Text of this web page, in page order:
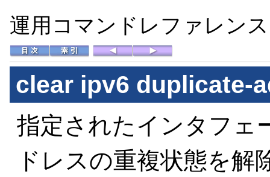
運用コマンドレファレン
clear ipv6 duplicate-
指定されたインタフェ
ドレスの重複状態を解